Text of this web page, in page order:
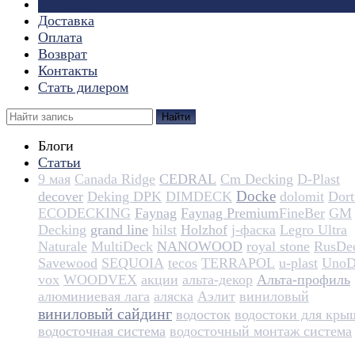
Доставка
Оплата
Возврат
Контакты
Стать дилером
Найти
Блоги
Статьи
9 мая Canada Ridge CEDRAL Cm Decking D-Plast
decover Deking DPK DIMDECK Docke dolomit
ECODECKING Faynag Faynag Premium​​​​​​​​​​FineBer GM
Decking grand line hilst Holzhof j-фаска Legro Ultra
Naturale MultiDeck NANOWOOD royal stone
Savewood SEQUOIA tecos TERRAPOL u-plast
vox WOODVEX акции альта-декор Альта-профиль
алюминиевая лага аляска Аэлит виниловый
виниловый сайдинг водосток водостоки для
водосточная система водосточный монтаж система